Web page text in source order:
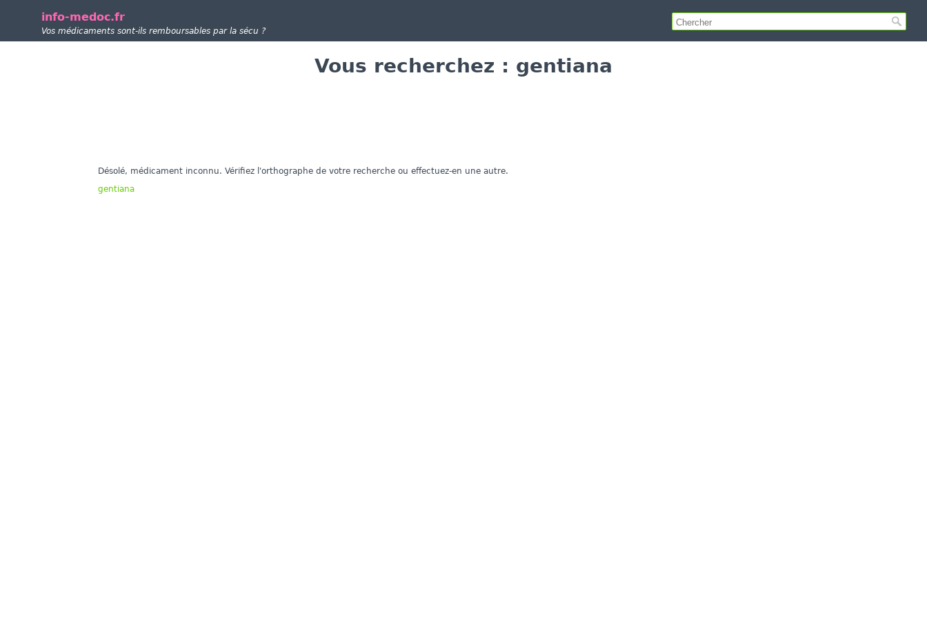
info-medoc.fr
Vos médicaments sont-ils remboursables par la sécu ?
Vous recherchez : gentiana
Désolé, médicament inconnu. Vérifiez l'orthographe de votre recherche ou effectuez-en une autre.
gentiana